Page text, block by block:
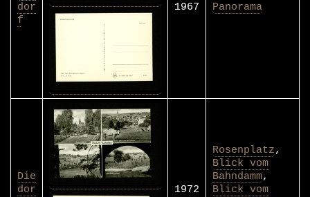
dor
f
1967 Panorama
Die
dor
1972
Rosenplatz,
Blick vom
Bahndamm,
Blick vom